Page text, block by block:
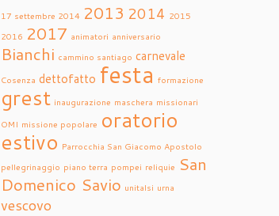
17 settembre 2014 2013 2014 2015
2016 2017 animatori anniversario
Bianchi cammino santiago carnevale
Cosenza dettofatto festa formazione
grest inaugurazione maschera missionari
OMI missione popolare oratorio
estivo Parrocchia San Giacomo Apostolo
pellegrinaggio piano terra pompei reliquie San
Domenico Savio unitalsi urna
vescovo